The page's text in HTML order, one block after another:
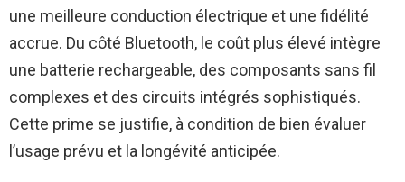
une meilleure conduction électrique et une fidélité
accrue. Du côté Bluetooth, le coût plus élevé intègre
une batterie rechargeable, des composants sans fil
complexes et des circuits intégrés sophistiqués.
Cette prime se justifie, à condition de bien évaluer
l’usage prévu et la longévité anticipée.